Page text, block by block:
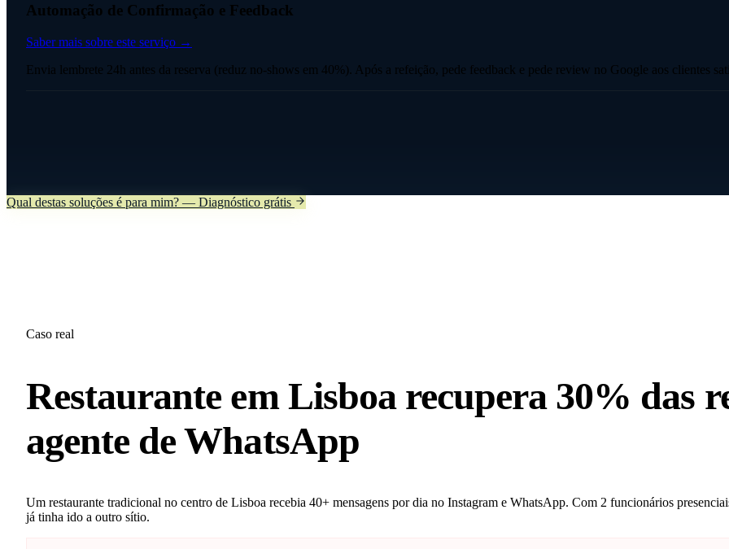
Automação de Confirmação e Feedback
Saber mais sobre este serviço →
Envia lembrete 24h antes da reserva (reduz no-shows em 40%). Após a refeição, pede feedback e pede review no Google aos clientes
Qual destas soluções é para mim? — Diagnóstico grátis
Caso real
Restaurante em Lisboa recupera 30% das
agente de WhatsApp
Um restaurante tradicional no centro de Lisboa recebia 40+ mensagens por dia no Instagram e WhatsApp. Com 2 funcionários
já tinha ido a outro sítio.